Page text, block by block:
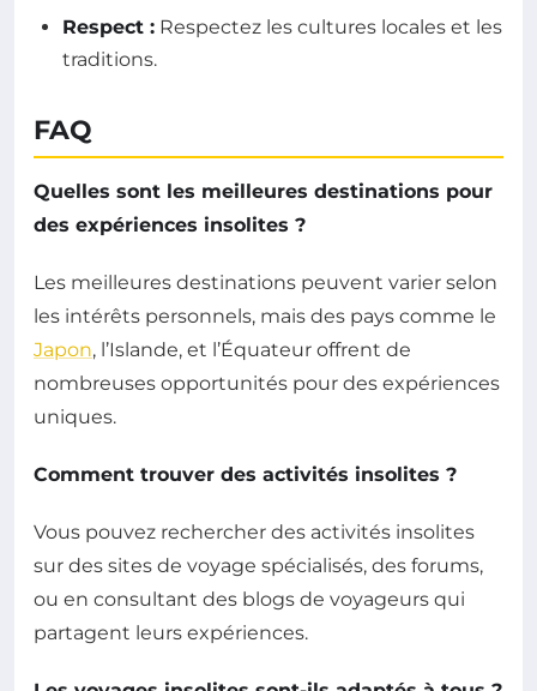
Respect : Respectez les cultures locales et les
traditions.
FAQ
Quelles sont les meilleures destinations pour
des expériences insolites ?
Les meilleures destinations peuvent varier selon
les intérêts personnels, mais des pays comme le
Japon, l’Islande, et l’Équateur offrent de
nombreuses opportunités pour des expériences
uniques.
Comment trouver des activités insolites ?
Vous pouvez rechercher des activités insolites
sur des sites de voyage spécialisés, des forums,
ou en consultant des blogs de voyageurs qui
partagent leurs expériences.